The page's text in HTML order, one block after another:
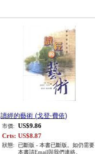
讀經的藝術 (戈登‧費依)
市價:
US$9.86
Crts: US$8.87
狀態:
已斷版 - 本書已斷版。如仍需要
本書請Email與我們連絡。